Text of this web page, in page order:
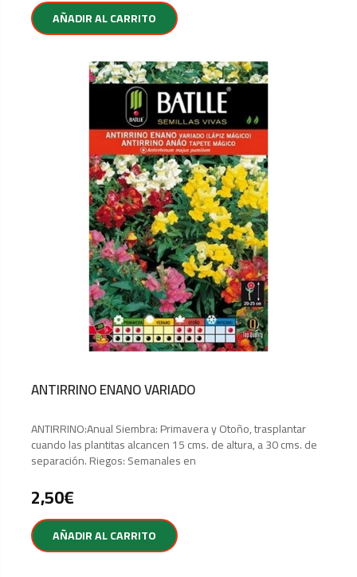
AÑADIR AL CARRITO
ANTIRRINO ENANO VARIADO
ANTIRRINO:Anual Siembra: Primavera y Otoño, trasplantar
cuando las plantitas alcancen 15 cms. de altura, a 30 cms. de
separación. Riegos: Semanales en
2,50€
AÑADIR AL CARRITO